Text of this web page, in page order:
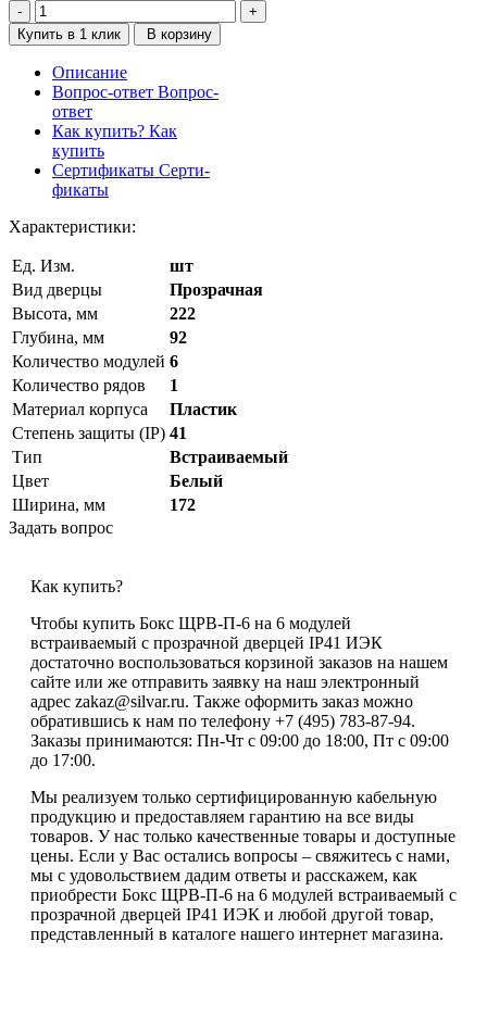
Купить в 1 клик В корзину
Описание
Вопрос-ответ Вопрос-
ответ
Как купить? Как
купить
Сертификаты Серти-
фикаты
Характеристики:
Ед. Изм.
шт
Вид дверцы
Прозрачная
Высота, мм
222
Глубина, мм
92
Количество модулей 6
Количество рядов
1
Материал корпуса
Пластик
Степень защиты (IP) 41
Тип
Встраиваемый
Цвет
Белый
Ширина, мм
172
Задать вопрос
Как купить?
Чтобы купить Бокс ЩРВ-П-6 на 6 модулей
встраиваемый с прозрачной дверцей IP41 ИЭК
достаточно воспользоваться корзиной заказов на нашем
сайте или же отправить заявку на наш электронный
адрес zakaz@silvar.ru. Также оформить заказ можно
обратившись к нам по телефону +7 (495) 783-87-94.
Заказы принимаются: Пн-Чт с 09:00 до 18:00, Пт с 09:00
до 17:00.
Мы реализуем только сертифицированную кабельную
продукцию и предоставляем гарантию на все виды
товаров. У нас только качественные товары и доступные
цены. Если у Вас остались вопросы – свяжитесь с нами,
мы с удовольствием дадим ответы и расскажем, как
приобрести Бокс ЩРВ-П-6 на 6 модулей встраиваемый с
прозрачной дверцей IP41 ИЭК и любой другой товар,
представленный в каталоге нашего интернет магазина.